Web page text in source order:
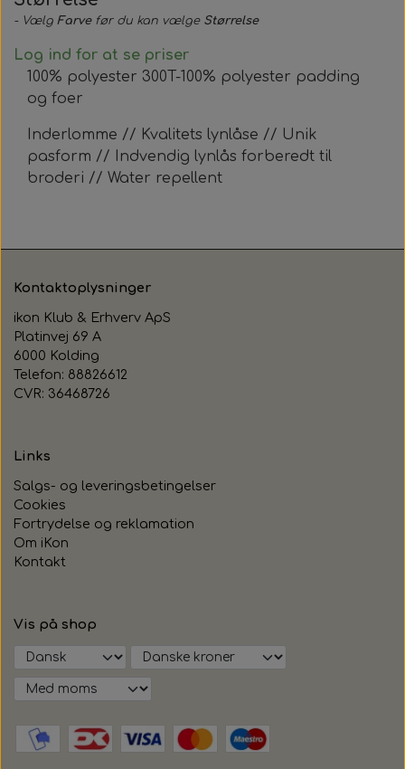
- Vælg Farvefør du kan vælge Størrelse
Log ind for at se priser
100% polyester 300T-100% polyester padding
og foer
Inderlomme // Kvalitets lynlåse // Unik
pasform // Indvendig lynlås forberedt til
broderi // Water repellent
Kontaktoplysninger
ikon Klub & Erhverv ApS
Platinvej 69 A
6000 Kolding
Telefon: 88826612
CVR: 36468726
Links
Salgs- og leveringsbetingelser
Cookies
Fortrydelse og reklamation
Om iKon
Kontakt
Vis på shop